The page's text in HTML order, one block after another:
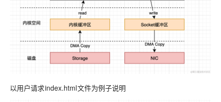
以用户请求index.html文件为例子说明